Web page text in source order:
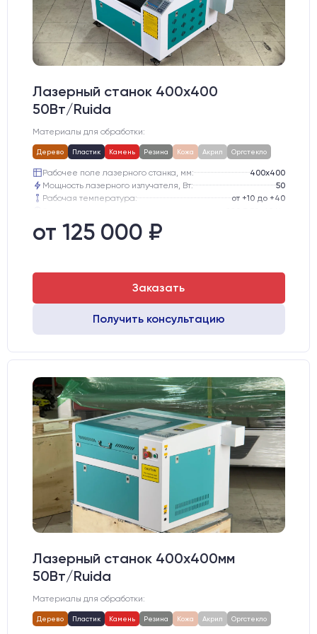
Лазерный станок 400х400
50Вт/Ruida
Материалы для обработки:
Дерево Пластик Камень Резина Кожа Акрил Оргстекло
Рабочее поле лазерного станка, мм:
400х400
Мощность лазерного излучателя, Вт:
50
Рабочая температура:
от +10 до +40
Шаговые двигатели:
Глубина опускания рабочего стола, мм:
от 125 000 ₽
Заказать
Получить консультацию
Лазерный станок 400х400мм
50Вт/Ruida
Материалы для обработки:
Дерево Пластик Камень Резина Кожа Акрил Оргстекло